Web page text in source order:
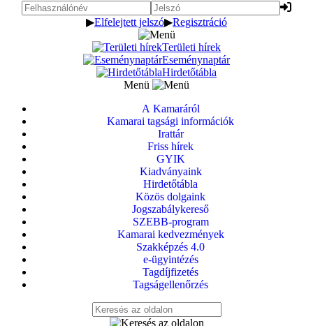
▶Elfelejtett jelszó▶Regisztráció
Területi hírek
Eseménynaptár
Hirdetőtábla
Menü
A Kamaráról
Kamarai tagsági információk
Irattár
Friss hírek
GYIK
Kiadványaink
Hirdetőtábla
Közös dolgaink
Jogszabálykereső
SZEBB-program
Kamarai kedvezmények
Szakképzés 4.0
e-ügyintézés
Tagdíjfizetés
Tagságellenőrzés